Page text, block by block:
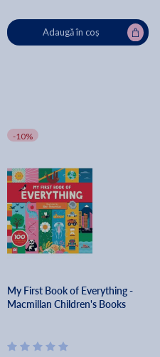
Adaugă în coș
-10%
My First Book of Everything -
Macmillan Children's Books